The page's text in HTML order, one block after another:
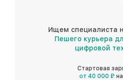
Ищем специалиста
Пешего курьера
цифровой
Стартовая
от 40 000 ₽